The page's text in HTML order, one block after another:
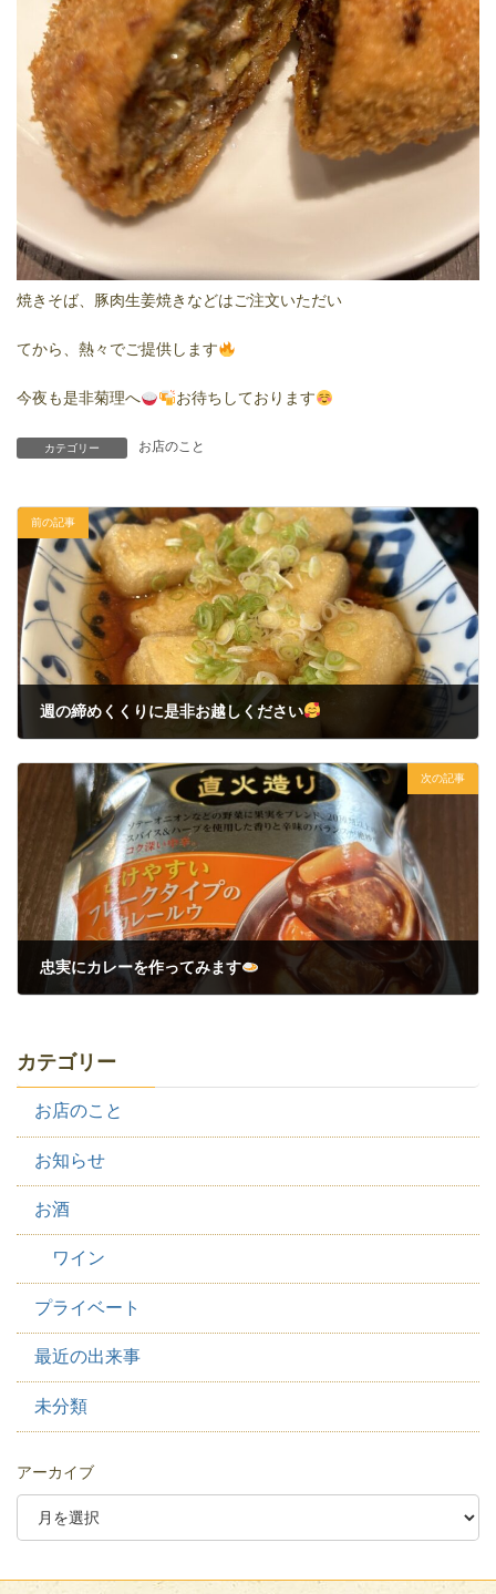
焼きそば、豚肉生姜焼きなどはご注文いただい
てから、熱々でご提供します
今夜も是非菊理へ お待ちしております
カテゴリー お店のこと
前の記事
週の締めくくりに是非お越しください
次の記事
忠実にカレーを作ってみます
カテゴリー
お店のこと
お知らせ
お酒
ワイン
プライベート
最近の出来事
未分類
アーカイブ